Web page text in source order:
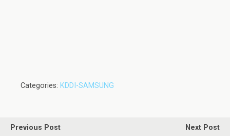
Categories: KDDI-SAMSUNG
Previous Post
Next Post